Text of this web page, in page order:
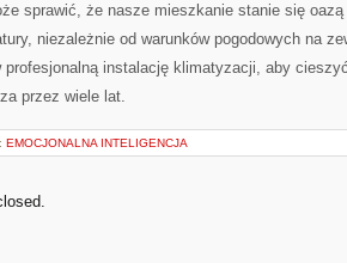
sprawić,‍ że nasze⁢ mieszkanie stanie ‍się
niezależnie od warunków pogodowych na
profesjonalną instalację⁢ klimatyzacji,⁢ aby
przez wiele lat.
EMOCJONALNA INTELIGENCJA